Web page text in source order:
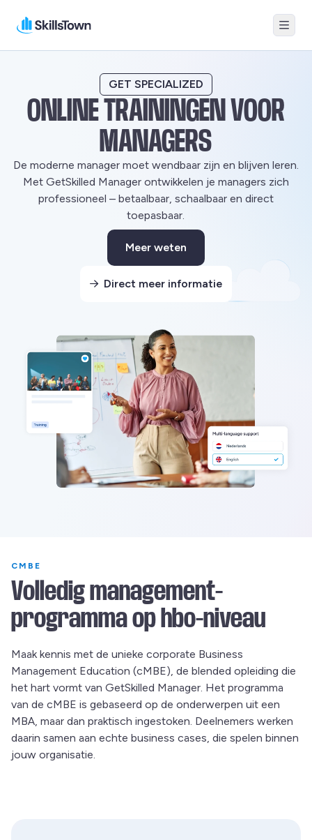
Menu
ONLINE TRAININGEN VOOR
MANAGERS
GET SPECIALIZED
De moderne manager moet wendbaar zijn en blijven leren.
Met GetSkilled Manager ontwikkelen je managers zich
professioneel – betaalbaar, schaalbaar en direct
toepasbaar.
Meer wetenDeze link gaat naar een
Direct meer informatie
Deze link gaat naar een
CMBE
Volledig management-
programma op hbo-niveau
Maak kennis met de unieke corporate Business
Management Education (cMBE), de blended opleiding die
het hart vormt van GetSkilled Manager. Het programma
van de cMBE is gebaseerd op de onderwerpen uit een
MBA, maar dan praktisch ingestoken. Deelnemers werken
daarin samen aan echte business cases, die spelen binnen
jouw organisatie.